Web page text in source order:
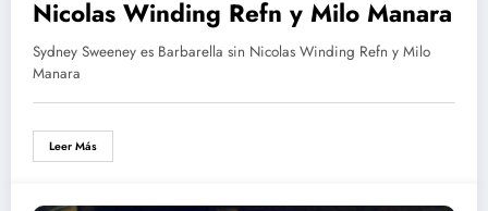
Nicolas Winding Refn y Milo Manara
Sydney Sweeney es Barbarella sin Nicolas Winding Refn y Milo
Manara
Leer Más